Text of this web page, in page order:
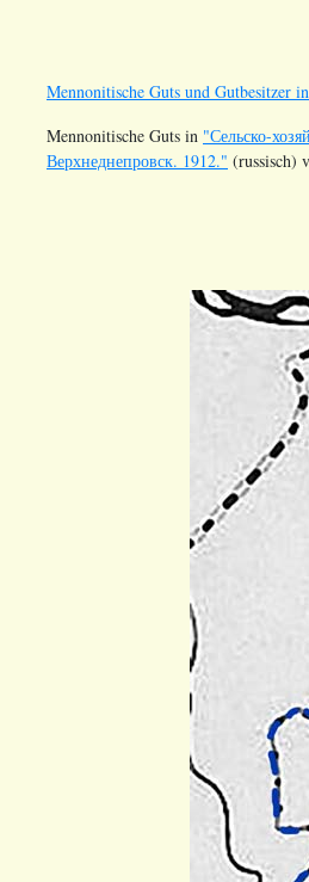
Mennonitische Guts und Gutbesitzer
Mennonitische Guts in "Сельско-
Верхнеднепровск. 1912." (russisch)